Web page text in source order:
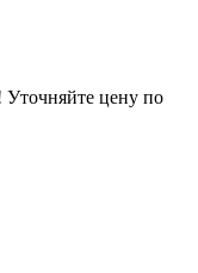
Уточняйте цену по